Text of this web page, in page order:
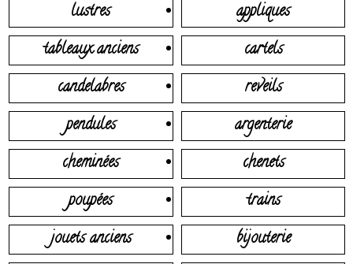
lustres
appliques
tableaux anciens
cartels
candelabres
reveils
pendules
argenterie
cheminées
chenets
poupées
trains
jouets anciens
bijouterie